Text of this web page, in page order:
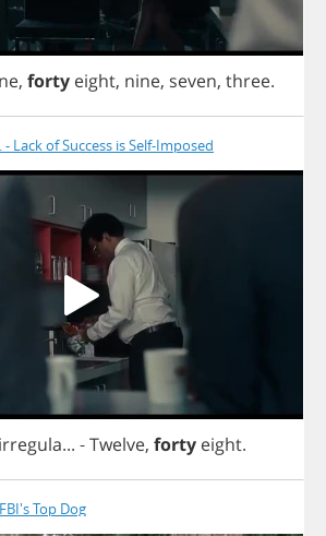
, forty eight, nine, seven, three.
- Lack of Success is Self-Imposed
irregula... -Twelve, forty eight.
Top Dog